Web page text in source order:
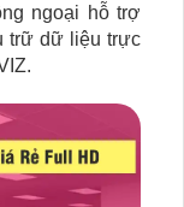
ngoại hỗ trợ
trữ dữ liệu trực